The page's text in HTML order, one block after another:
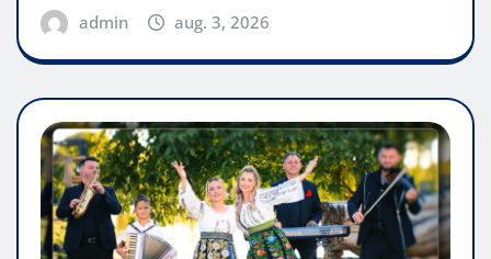
admin aug. 3, 2026